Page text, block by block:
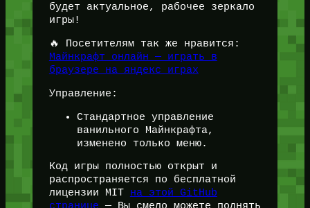
будет актуальное, рабочее зеркало
игры!
🔥 Посетителям так же нравится:
Майнкрафт онлайн — играть в
браузере на яндекс играх
Управление:
Стандартное управление
ванильного Майнкрафта,
изменено только меню.
Код игры полностью открыт и
распространяется по бесплатной
лицензии MIT на этой GitHub